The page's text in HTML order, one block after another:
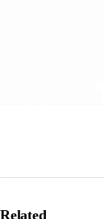
Related